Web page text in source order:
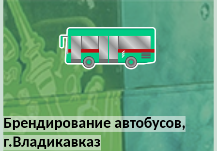
Брендирование автобусов,
г.Владикавказ